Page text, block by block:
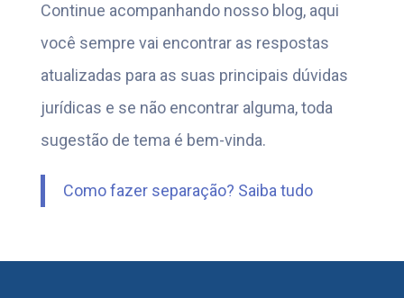
Continue acompanhando nosso blog, aqui
você sempre vai encontrar as respostas
atualizadas para as suas principais dúvidas
jurídicas e se não encontrar alguma, toda
sugestão de tema é bem-vinda.
Como fazer separação? Saiba tudo